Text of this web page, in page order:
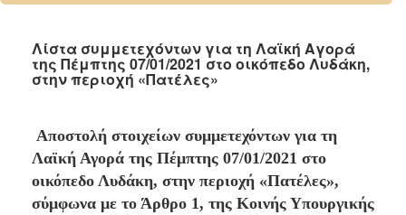
2024
2022
2021
2019
2018
2017
Λίστα συμμετεχόντων για τη Λαϊκή Αγορά
της Πέμπτης 07/01/2021 στο οικόπεδο Λυδάκη,
στην περιοχή «Πατέλες»
Αποστολή στοιχείων συμμετεχόντων για τη
Λαϊκή Αγορά της Πέμπτης 07/01/2021 στο
οικόπεδο Λυδάκη, στην περιοχή «Πατέλες»,
σύμφωνα με το Άρθρο 1, της Κοινής Υπουργικής